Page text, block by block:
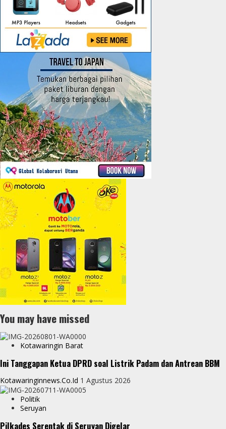
You may have missed
Kotawaringin Barat
Ini Tanggapan Ketua DPRD soal Listrik Padam dan Antrean BBM
Kotawaringinnews.co.id 1 Agustus 2026
Politik
Seruyan
Pilkades Serentak di Seruyan Digelar